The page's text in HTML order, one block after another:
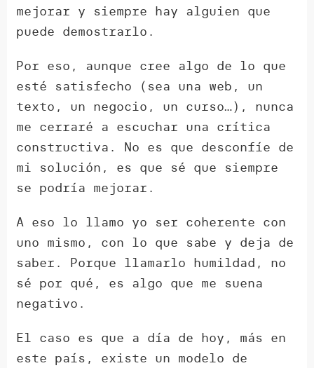
mejorar y siempre hay alguien que
puede demostrarlo.
Por eso, aunque cree algo de lo que
esté satisfecho (sea una web, un
texto, un negocio, un curso…), nunca
me cerraré a escuchar una crítica
constructiva. No es que desconfíe de
mi solución, es que sé que siempre
se podría mejorar.
A eso lo llamo yo ser coherente con
uno mismo, con lo que sabe y deja de
saber. Porque llamarlo humildad, no
sé por qué, es algo que me suena
negativo.
El caso es que a día de hoy, más en
este país, existe un modelo de